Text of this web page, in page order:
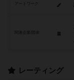
アートワーク
レーティング